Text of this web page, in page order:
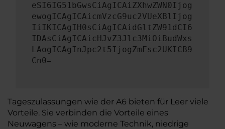
eSI6IG51bGwsCiAgICAiZXhwZWN0Ijog
ewogICAgICAicmVzcG9uc2VUeXBlIjog
IiIKICAgIH0sCiAgICAidGltZW91dCI6
IDAsCiAgICAicHJvZ3Jlc3MiOiBudWxs
LAogICAgInJpc2t5IjogZmFsc2UKICB9
Cn0=
Tageszulassungen wie der A6 bieten für Leer viele
Vorteile. Sie verbinden die Vorteile eines
Neuwagens – wie moderne Technik, niedrige